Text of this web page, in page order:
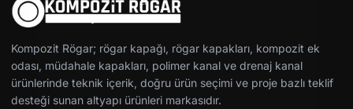
Kompozit Rögar; rögar kapağı, rögar kapakları, kompozit ek
odası, müdahale kapakları, polimer kanal ve drenaj kanal
ürünlerinde teknik içerik, doğru ürün seçimi ve proje bazlı teklif
desteği sunan altyapı ürünleri markasıdır.